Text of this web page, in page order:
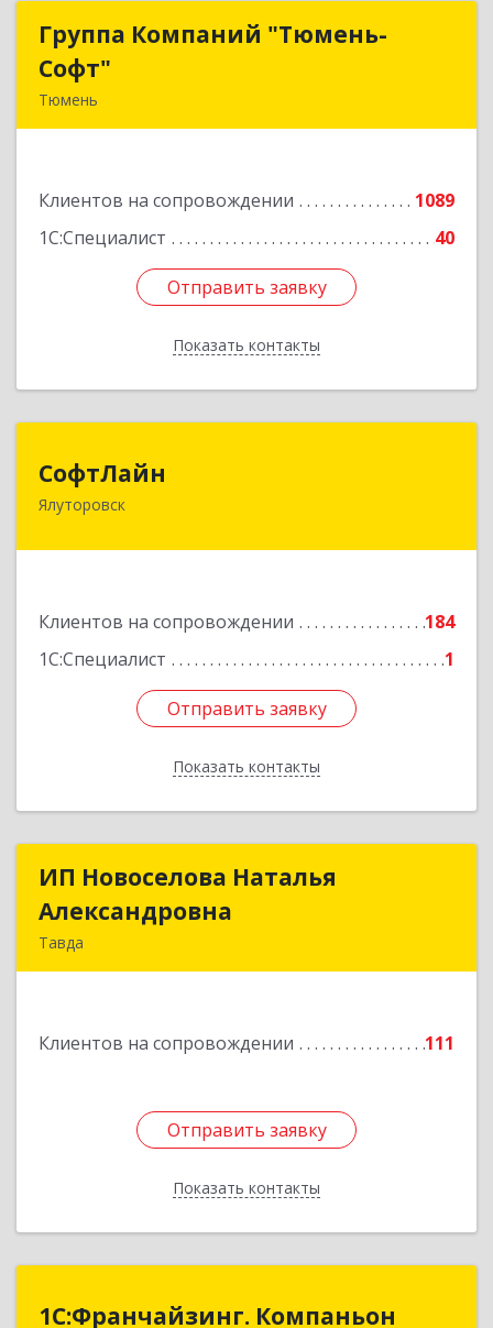
Группа Компаний "Тюмень-
Софт"
Тюмень
Клиентов на сопровождении
1089
1С:Специалист
40
Отправить заявку
Показать контакты
Группа Компаний "Тюмень-
Подробнее
Отправить заявку
Назад
СофтЛайн
Ялуторовск
Клиентов на сопровождении
184
1С:Специалист
1
Отправить заявку
Показать контакты
627010, Тюменская обл, Ялуторовский р-н,
Отправить заявку
Назад
ИП Новоселова Наталья
Александровна
Тавда
Клиентов на сопровождении 111
Отправить заявку
Показать контакты
ИП Новоселова Наталья
Подробнее
Отправить заявку
Назад
1С:Франчайзинг. Компаньон
1С:Франчайзинг. Компаньон